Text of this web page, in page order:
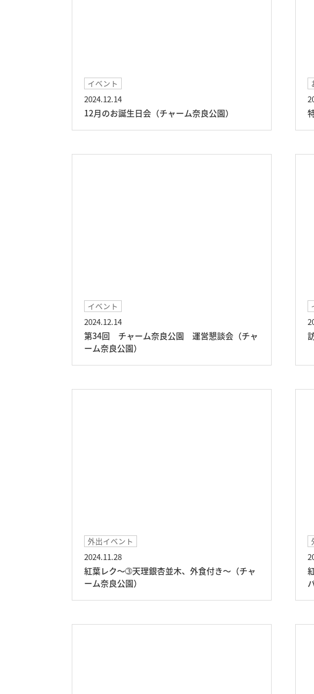
イベント
2024.12.14
12月のお誕生日会（チャーム奈良公園）
イベント
2024.12.14
第34回 チャーム奈良公園 運営懇談会（チャ
ーム奈良公園）
外出イベント
2024.11.28
紅葉レク～➂天理銀杏並木、外食付き～（チャ
ーム奈良公園）